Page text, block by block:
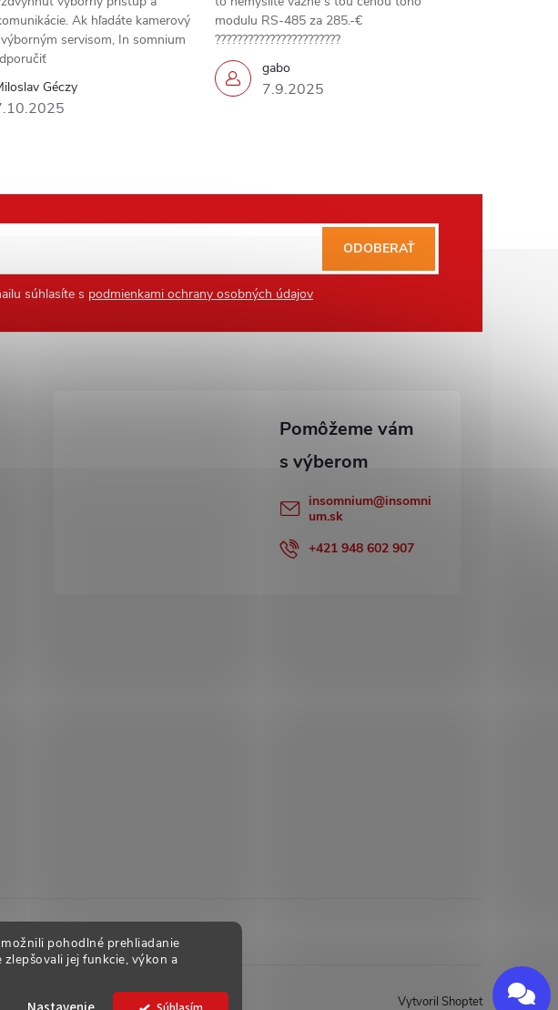
pohodlné prehliadanie
jej funkcie, výkon a
Géczy
Ak hľadáte kamerový
servisom, In somnium
gabo
7.9.2025
modulu RS-485 za 285.-€
???????????????????????
súhlasíte s podmienkami ochrany osobných údajov
ODOBERAŤ
insomnium@insomni
um.sk
+421 948 602 907
Vytvoril Shoptet